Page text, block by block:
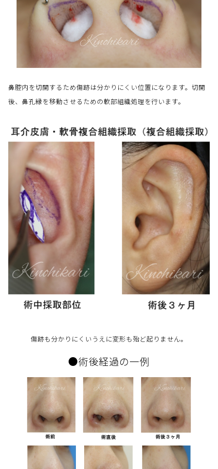
鼻腔内を切開するため傷跡は分かりにくい位置になります。切開
後、鼻孔縁を移動させるための軟部組織処理を行います。
傷跡も分かりにくいうえに変形も殆ど起りません。
●術後経過の一例